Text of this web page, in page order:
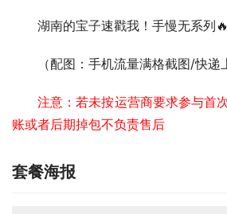
湖南的宝子速戳我！手慢无系列
（配图：手机流量满格截图/快递
注意：若未按运营商要求参与首
账或者后期掉包不负责售后
套餐海报